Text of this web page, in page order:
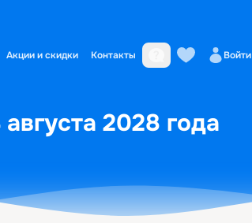
Акции и скидки Контакты Войти
2028 года